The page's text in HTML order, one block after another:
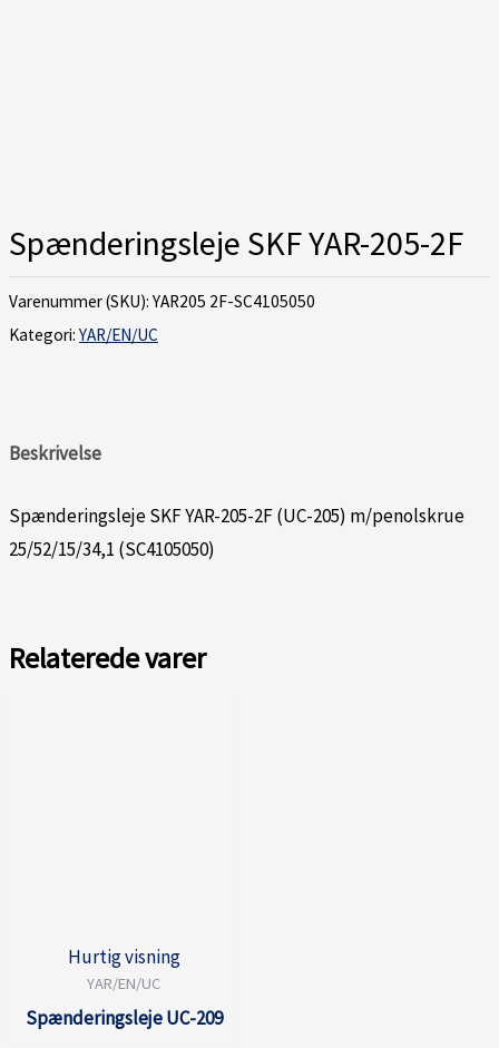
Spænderingsleje SKF YAR-205-2F
Varenummer (SKU): YAR205 2F-SC4105050
Kategori: YAR/EN/UC
Beskrivelse
Spænderingsleje SKF YAR-205-2F (UC-205) m/penolskrue
25/52/15/34,1 (SC4105050)
Relaterede varer
Hurtig visning
YAR/EN/UC
Spænderingsleje UC-209